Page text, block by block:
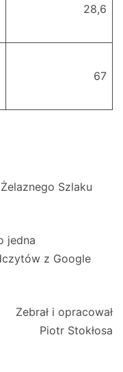
28,6
67
Szlaku
jedna
z Google
Zebrał i opracował
Piotr Stokłosa